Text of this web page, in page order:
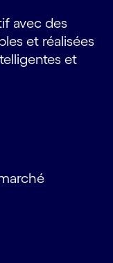
avec des
et réalisées
et